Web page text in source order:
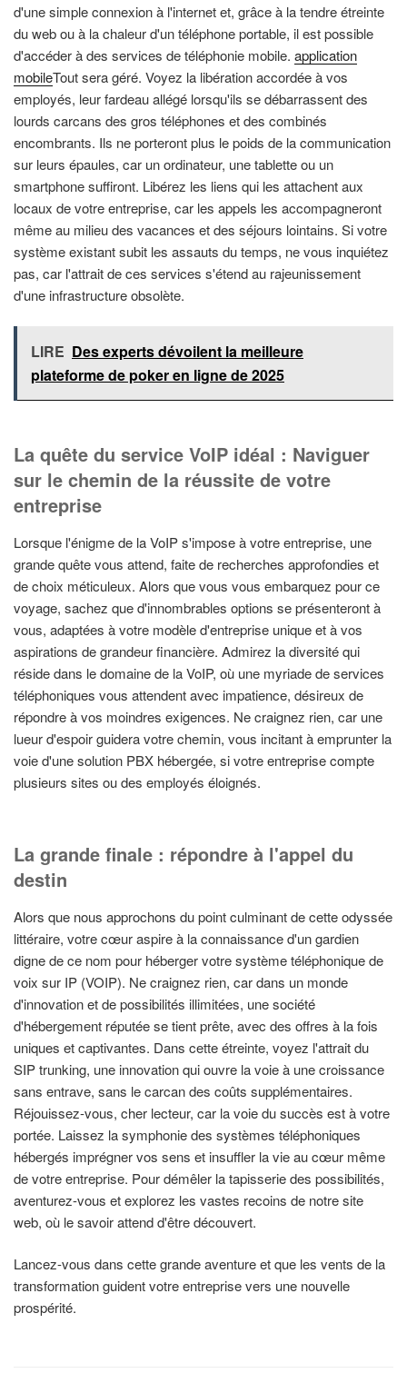
d'une simple connexion à l'internet et, grâce à la tendre étreinte
du web ou à la chaleur d'un téléphone portable, il est possible
d'accéder à des services de téléphonie mobile. application
mobileTout sera géré. Voyez la libération accordée à vos
employés, leur fardeau allégé lorsqu'ils se débarrassent des
lourds carcans des gros téléphones et des combinés
encombrants. Ils ne porteront plus le poids de la communication
sur leurs épaules, car un ordinateur, une tablette ou un
smartphone suffiront. Libérez les liens qui les attachent aux
locaux de votre entreprise, car les appels les accompagneront
même au milieu des vacances et des séjours lointains. Si votre
système existant subit les assauts du temps, ne vous inquiétez
pas, car l'attrait de ces services s'étend au rajeunissement
d'une infrastructure obsolète.
LIRE Des experts dévoilent la meilleure
plateforme de poker en ligne de 2025
La quête du service VoIP idéal : Naviguer
sur le chemin de la réussite de votre
entreprise
Lorsque l'énigme de la VoIP s'impose à votre entreprise, une
grande quête vous attend, faite de recherches approfondies et
de choix méticuleux. Alors que vous vous embarquez pour ce
voyage, sachez que d'innombrables options se présenteront à
vous, adaptées à votre modèle d'entreprise unique et à vos
aspirations de grandeur financière. Admirez la diversité qui
réside dans le domaine de la VoIP, où une myriade de services
téléphoniques vous attendent avec impatience, désireux de
répondre à vos moindres exigences. Ne craignez rien, car une
lueur d'espoir guidera votre chemin, vous incitant à emprunter la
voie d'une solution PBX hébergée, si votre entreprise compte
plusieurs sites ou des employés éloignés.
La grande finale : répondre à l'appel du
destin
Alors que nous approchons du point culminant de cette odyssée
littéraire, votre cœur aspire à la connaissance d'un gardien
digne de ce nom pour héberger votre système téléphonique de
voix sur IP (VOIP). Ne craignez rien, car dans un monde
d'innovation et de possibilités illimitées, une société
d'hébergement réputée se tient prête, avec des offres à la fois
uniques et captivantes. Dans cette étreinte, voyez l'attrait du
SIP trunking, une innovation qui ouvre la voie à une croissance
sans entrave, sans le carcan des coûts supplémentaires.
Réjouissez-vous, cher lecteur, car la voie du succès est à votre
portée. Laissez la symphonie des systèmes téléphoniques
hébergés imprégner vos sens et insuffler la vie au cœur même
de votre entreprise. Pour démêler la tapisserie des possibilités,
aventurez-vous et explorez les vastes recoins de notre site
web, où le savoir attend d'être découvert.
Lancez-vous dans cette grande aventure et que les vents de la
transformation guident votre entreprise vers une nouvelle
prospérité.